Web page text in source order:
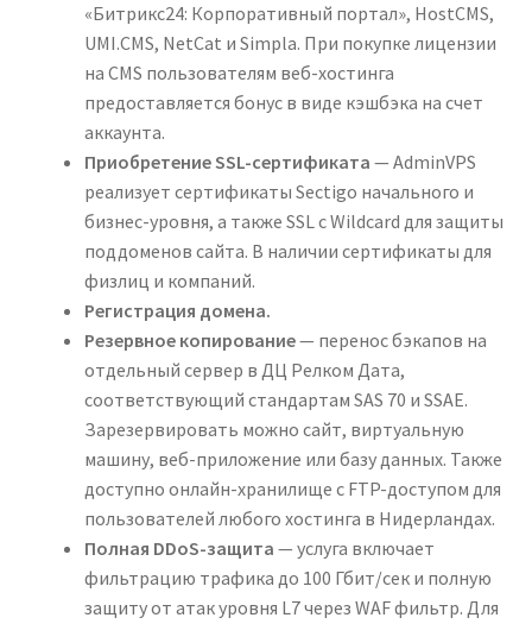
«Битрикс24: Корпоративный портал», HostCMS,
UMI.CMS, NetCat и Simpla. При покупке лицензии
на CMS пользователям веб-хостинга
предоставляется бонус в виде кэшбэка на счет
аккаунта.
Приобретение SSL-сертификата — AdminVPS
реализует сертификаты Sectigo начального и
бизнес-уровня, а также SSL с Wildcard для защиты
поддоменов сайта. В наличии сертификаты для
физлиц и компаний.
Регистрация домена.
Резервное копирование— перенос бэкапов на
отдельный сервер в ДЦ Релком Дата,
соответствующий стандартам SAS 70 и SSAE.
Зарезервировать можно сайт, виртуальную
машину, веб-приложение или базу данных. Также
доступно онлайн-хранилище с FTP-доступом для
пользователей любого хостинга в Нидерландах.
Полная DDoS-защита — услуга включает
фильтрацию трафика до 100 Гбит/сек и полную
защиту от атак уровня L7 через WAF фильтр. Для